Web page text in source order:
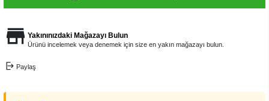
Yakınınızdaki Mağazayı Bulun
Ürünü incelemek veya denemek için size en yakın mağazayı bulun.
Paylaş